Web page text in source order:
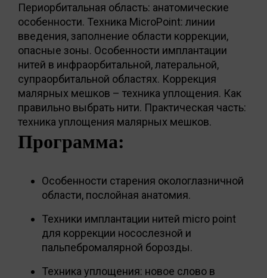
Периорбитальная область: анатомические
особенности. Техника MicroPoint: линии
введения, заполнение области коррекции,
опасные зоны. Особенности имплантации
нитей в инфраорбитальной, латеральной,
супраорбитальной областях. Коррекция
малярных мешков – техника уплощения. Как
правильно выбрать нити. Практическая часть:
техника уплощения малярных мешков.
Программа:
Особенности старения окологлазничной
области, послойная анатомия.
Техники имплантации нитей micro point
для коррекции носослезной и
пальпебромалярной борозды.
Техника уплощения: новое слово в